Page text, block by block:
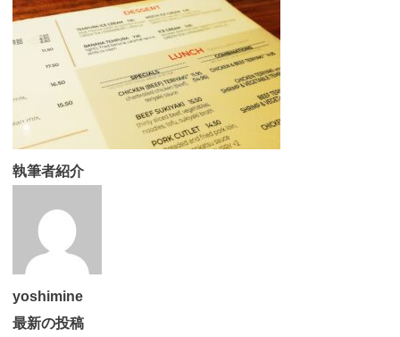
執筆者紹介
yoshimine
最新の投稿